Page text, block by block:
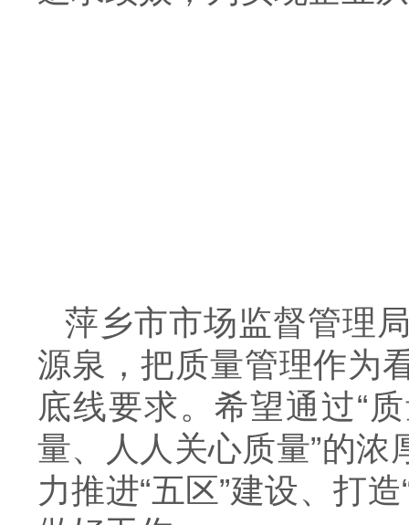
萍乡市市场监督管理
源泉，把质量管理作为
底线要求。希望通过“
量、人人关心质量”的
力推进“五区”建设、打